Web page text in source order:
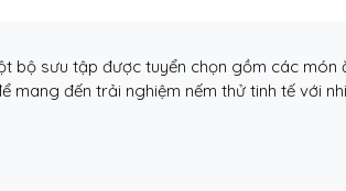
bộ sưu tập được tuyển chọn gồm các món
đến trải nghiệm nếm thử tinh tế với